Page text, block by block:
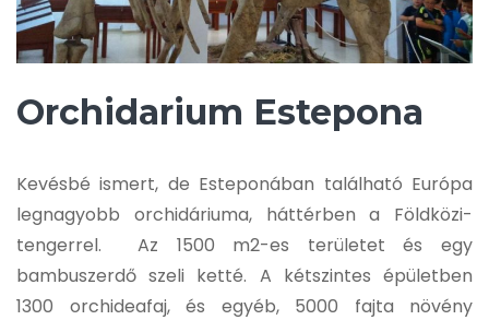
Orchidarium Estepona
Kevésbé ismert, de Esteponában található Európa
legnagyobb orchidáriuma, háttérben a Földközi-
tengerrel. Az 1500 m2-es területet és egy
bambuszerdő szeli ketté. A kétszintes épületben
1300 orchideafaj, és egyéb, 5000 fajta növény